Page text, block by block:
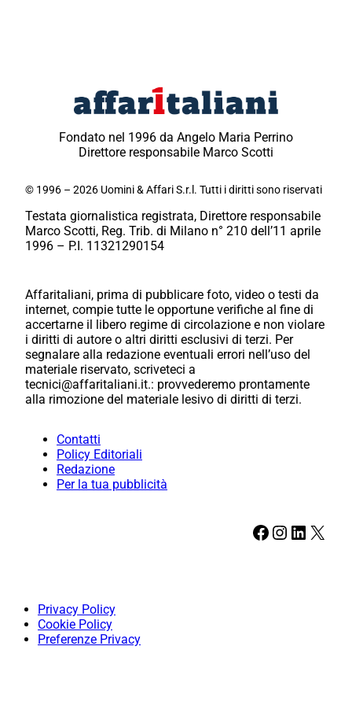
Fondato nel 1996 da Angelo Maria Perrino
Direttore responsabile Marco Scotti
© 1996 – 2026 Uomini & Affari S.r.l. Tutti i diritti sono riservati
Testata giornalistica registrata, Direttore responsabile
Marco Scotti, Reg. Trib. di Milano n° 210 dell’11 aprile
1996 – P.I. 11321290154
Affaritaliani, prima di pubblicare foto, video o testi da
internet, compie tutte le opportune verifiche al fine di
accertarne il libero regime di circolazione e non violare
i diritti di autore o altri diritti esclusivi di terzi. Per
segnalare alla redazione eventuali errori nell’uso del
materiale riservato, scriveteci a
tecnici@affaritaliani.it.: provvederemo prontamente
alla rimozione del materiale lesivo di diritti di terzi.
Contatti
Policy Editoriali
Redazione
Per la tua pubblicità
Facebook Instagram LinkedIn X
Privacy Policy
Cookie Policy
Preferenze Privacy